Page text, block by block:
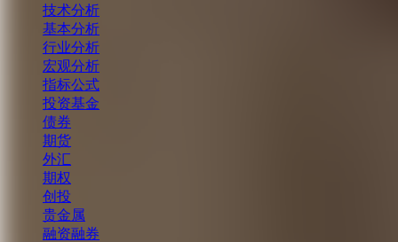
技术分析
基本分析
行业分析
宏观分析
指标公式
投资基金
债券
期货
外汇
期权
创投
贵金属
融资融券